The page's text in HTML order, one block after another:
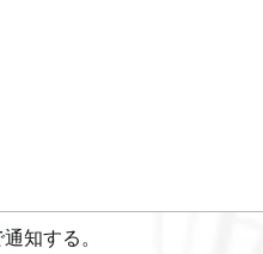
知する。